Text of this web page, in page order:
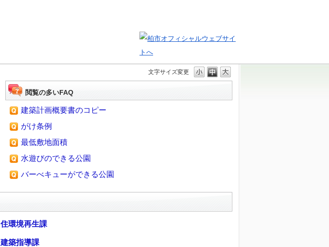
文字サイズ変更
閲覧の多いFAQ
建築計画概要書のコピー
がけ条例
最低敷地面積
水遊びのできる公園
バーべキューができる公園
住環境再生課
建築指導課